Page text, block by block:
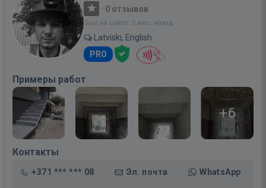
· 0 отзывов
Был на сайте: 5 мес. назад
Latviski, English
PRO
Примеры работ
+6
Контакты
+371 *** *** 08 Эл. почта WhatsApp